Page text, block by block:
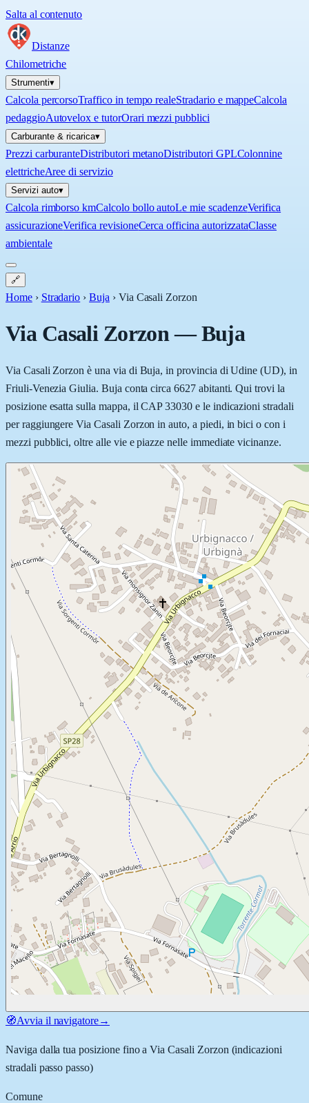
Salta al contenuto
Distanze
Chilometriche
Strumenti▾
Calcola percorsoTraffico in tempo realeStradario e mappeCalcola
pedaggioAutovelox e tutorOrari mezzi pubblici
Carburante & ricarica▾
Prezzi carburanteDistributori metanoDistributori GPLColonnine
elettricheAree di servizio
Servizi auto▾
Calcola rimborso kmCalcolo bollo autoLe mie scadenzeVerifica
assicurazioneVerifica revisioneCerca officina autorizzataClasse
ambientale
🔗
Home › Stradario › Buja › Via Casali Zorzon
Via Casali Zorzon—Buja
Via Casali Zorzon è una via di Buja, in provincia di Udine (UD), in
Friuli-Venezia Giulia. Buja conta circa 6627 abitanti. Qui trovi la
posizione esatta sulla mappa, il CAP 33030 e le indicazioni stradali
per raggiungere Via Casali Zorzon in auto, a piedi, in bici o con i
mezzi pubblici, oltre alle vie e piazze nelle immediate vicinanze.
🧭Avvia il navigatore→
Naviga dalla tua posizione fino aVia Casali Zorzon (indicazioni
stradali passo passo)
Comune